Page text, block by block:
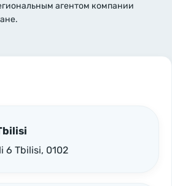
агентом компании
6 Tbilisi, 0102